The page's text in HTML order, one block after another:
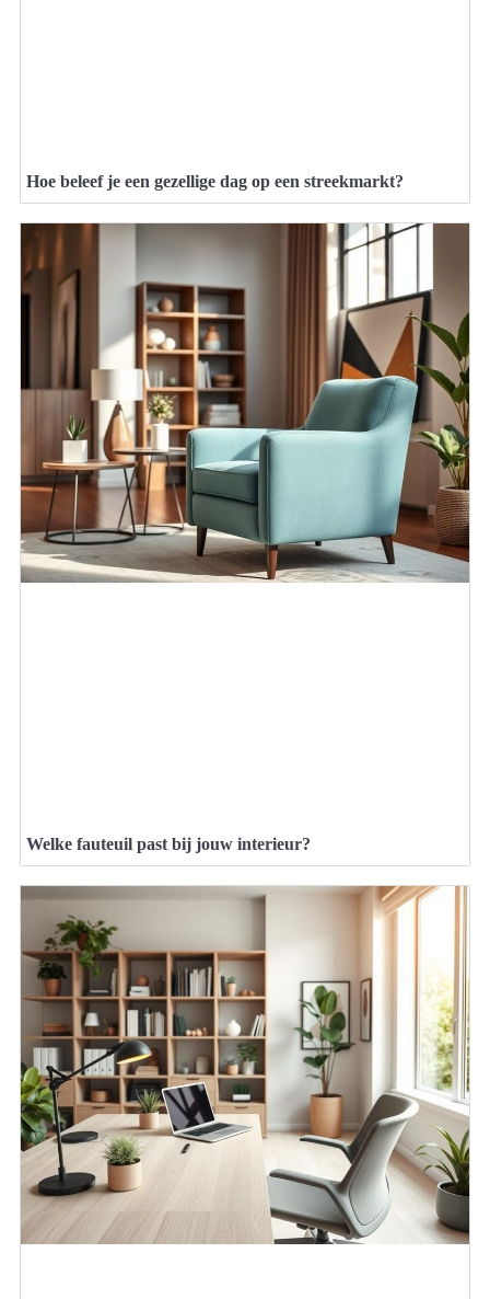
Hoe beleef je een gezellige dag op een streekmarkt?
Welke fauteuil past bij jouw interieur?